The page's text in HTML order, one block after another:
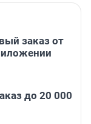
заказ от
до 20 000